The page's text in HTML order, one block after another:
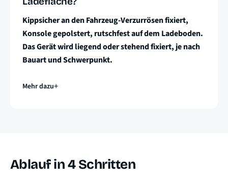
Kippsicher an den Fahrzeug-Verzurrösen fixiert,
Konsole gepolstert, rutschfest auf dem Ladeboden.
Das Gerät wird liegend oder stehend fixiert, je nach
Bauart und Schwerpunkt.
Mehr dazu
Ablauf in 4 Schritten